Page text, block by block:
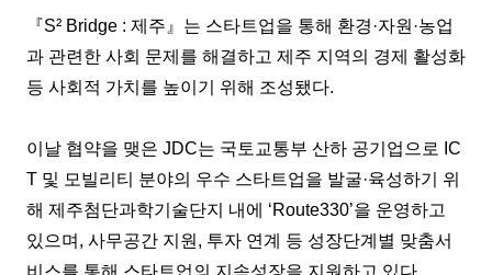
『S² Bridge : 제주』는 스타트업을 통해 환경·자원·농업
과 관련한 사회 문제를 해결하고 제주 지역의 경제 활성화
등 사회적 가치를 높이기 위해 조성됐다.
이날 협약을 맺은 JDC는 국토교통부 산하 공기업으로 IC
T 및 모빌리티 분야의 우수 스타트업을 발굴·육성하기 위
해 제주첨단과학기술단지 내에 ‘Route330’을 운영하고
있으며, 사무공간 지원, 투자 연계 등 성장단계별 맞춤서
비스를 통해 스타트업의 지속성장을 지원하고 있다.